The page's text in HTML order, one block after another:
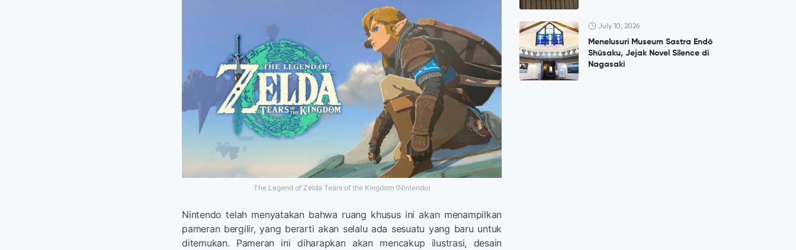
The Legend of Zelda Tears of the Kingdom (Nintendo)
Nintendo telah menyatakan bahwa ruang khusus ini akan menampilkan
pameran bergilir, yang berarti akan selalu ada sesuatu yang baru untuk
ditemukan. Pameran ini diharapkan akan mencakup ilustrasi, desain
July 10, 2026
Menelusuri Museum Sastra Endō
Shūsaku, Jejak Novel Silence di
Nagasaki